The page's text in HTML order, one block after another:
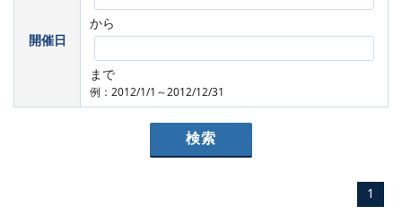
開催日
から
まで
例：2012/1/1～2012/12/31
1